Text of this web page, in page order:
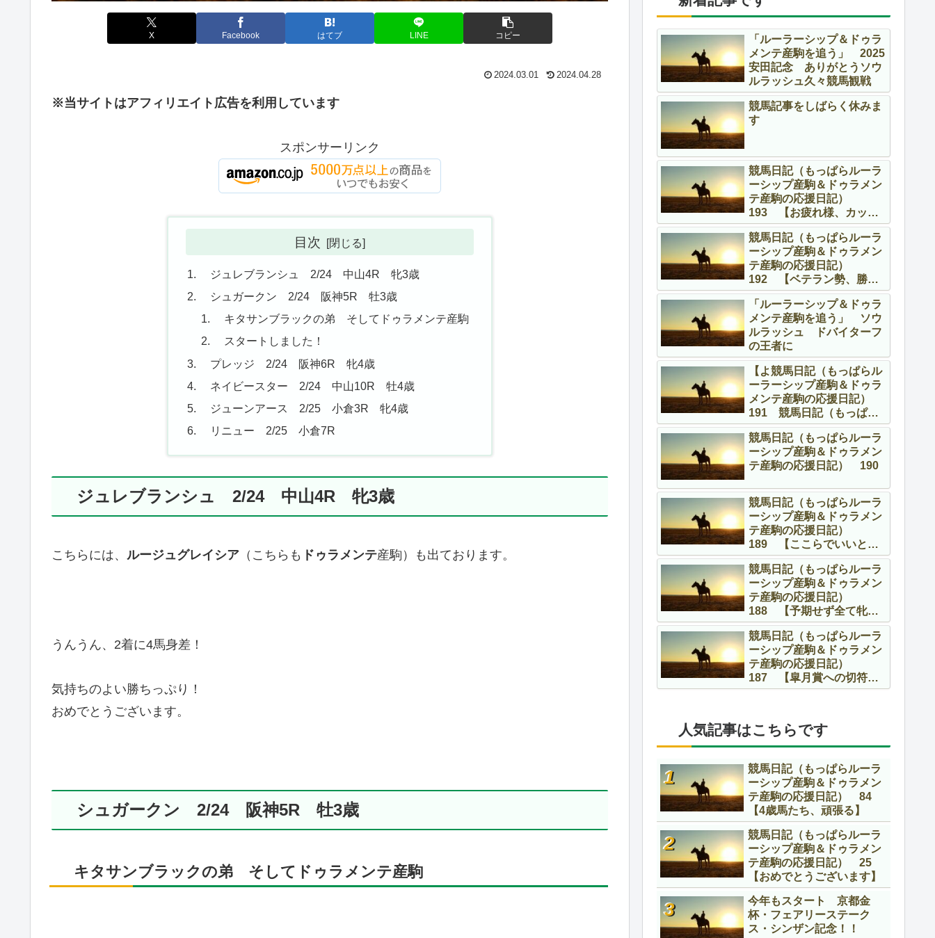
X Facebook はてブ LINE コピー
2024.03.01 2024.04.28
※当サイトはアフィリエイト広告を利用しています
スポンサーリンク
目次
ジュレブランシュ 2/24 中山4R 牝3歳
シュガークン 2/24 阪神5R 牡3歳
キタサンブラックの弟 そしてドゥラメンテ産駒
スタートしました！
プレッジ 2/24 阪神6R 牝4歳
ネイビースター 2/24 中山10R 牡4歳
ジューンアース 2/25 小倉3R 牝4歳
リニュー 2/25 小倉7R
ジュレブランシュ 2/24 中山4R 牝3歳
こちらには、 ルージュグレイシア （こちらも ドゥラメンテ産駒）も出ております。
うんうん、2着に4馬身差！
気持ちのよい勝ちっぷり！
おめでとうございます。
シュガークン 2/24 阪神5R 牡3歳
キタサンブラックの弟 そしてドゥラメンテ産駒
「ルーラーシップ＆ドゥラ
メンテ産駒を追う」 2025
安田記念 ありがとうソウ
ルラッシュ久々競馬観戦
競馬記事をしばらく休みま
す
競馬日記（もっぱらルーラ
ーシップ産駒＆ドゥラメン
テ産駒の応援日記）
193 【お疲れ様、カッコ
よかったよ】
競馬日記（もっぱらルーラ
ーシップ産駒＆ドゥラメン
テ産駒の応援日記）
192 【ベテラン勢、勝
つ！！】
「ルーラーシップ＆ドゥラ
メンテ産駒を追う」 ソウ
ルラッシュ ドバイターフ
の王者に
【よ競馬日記（もっぱらル
ーラーシップ産駒＆ドゥラ
メンテ産駒の応援日記）
191 競馬日記（もっぱら
ルーラーシップ産駒＆ドゥ
ラメンテ産駒の応援日
記） 191 【よくやって
る、頑張ってる！】
競馬日記（もっぱらルーラ
ーシップ産駒＆ドゥラメン
テ産駒の応援日記） 190
競馬日記（もっぱらルーラ
ーシップ産駒＆ドゥラメン
テ産駒の応援日記）
189 【ここらでいいとこ
ろを】
競馬日記（もっぱらルーラ
ーシップ産駒＆ドゥラメン
テ産駒の応援日記）
188 【予期せず全て牝馬
の話】
競馬日記（もっぱらルーラ
ーシップ産駒＆ドゥラメン
テ産駒の応援日記）
187 【皐月賞への切符を
かけて】
人気記事はこちらです
競馬日記（もっぱらルーラ
ーシップ産駒＆ドゥラメン
テ産駒の応援日記） 84
【4歳馬たち、頑張る】
競馬日記（もっぱらルーラ
ーシップ産駒＆ドゥラメン
テ産駒の応援日記） 25
【おめでとうございます】
今年もスタート 京都金
杯・フェアリーステーク
ス・シンザン記念！！